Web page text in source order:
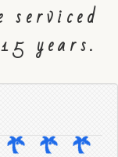
serviced
years.